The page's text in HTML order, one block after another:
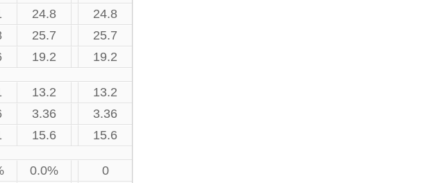
24.8
24.8
25.7
25.7
19.2 19.2
13.2
13.2
3.36
3.36
15.6 15.6
0.0%
0